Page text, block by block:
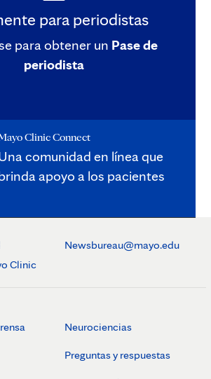
para periodistas
para obtener un Pase de
periodista
Clinic Connect
comunidad en línea que
apoyo a los pacientes
Clinic
Newsbureau@mayo.edu
Neurociencias
Preguntas y respuestas